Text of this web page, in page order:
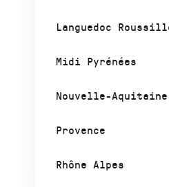
Languedoc
Midi Pyrénées
Nouvelle-Aquitaine
Provence
Rhône Alpes